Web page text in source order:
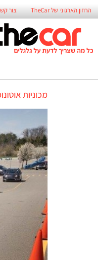
החזון הארגוני של TheCar צור
מכוניות